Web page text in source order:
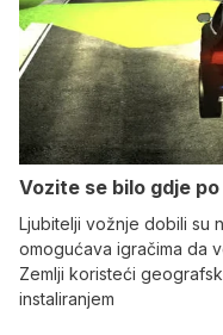
Vozite se bilo gdje
Ljubitelji vožnje dobili su
omogućava igračima da
Zemlji koristeći
instaliranjem